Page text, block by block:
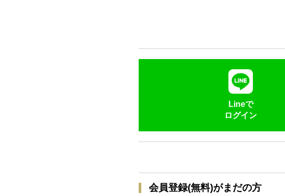
Lineで
ログイン
会員登録(無料)がまだの方